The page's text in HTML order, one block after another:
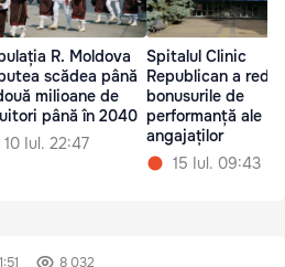
R. Moldova
scădea până
milioane de
până în 2040
10 Iul. 22:47
Spitalul Clinic
Republican a redus
bonusurile de
performanță ale
angajaților
15 Iul. 09:43
8 032